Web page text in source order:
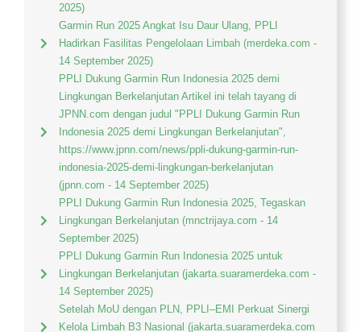
2025)
Garmin Run 2025 Angkat Isu Daur Ulang, PPLI
Hadirkan Fasilitas Pengelolaan Limbah (merdeka.com -
14 September 2025)
PPLI Dukung Garmin Run Indonesia 2025 demi
Lingkungan Berkelanjutan Artikel ini telah tayang di
JPNN.com dengan judul "PPLI Dukung Garmin Run
Indonesia 2025 demi Lingkungan Berkelanjutan",
https://www.jpnn.com/news/ppli-dukung-garmin-run-
indonesia-2025-demi-lingkungan-berkelanjutan
(jpnn.com - 14 September 2025)
PPLI Dukung Garmin Run Indonesia 2025, Tegaskan
Lingkungan Berkelanjutan (mnctrijaya.com - 14
September 2025)
PPLI Dukung Garmin Run Indonesia 2025 untuk
Lingkungan Berkelanjutan (jakarta.suaramerdeka.com -
14 September 2025)
Setelah MoU dengan PLN, PPLI–EMI Perkuat Sinergi
Kelola Limbah B3 Nasional (jakarta.suaramerdeka.com